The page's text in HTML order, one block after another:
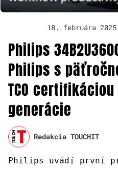
18. februára 2025
Philips
Philips s
TCO
generácie
Redakcia TOUCHIT
Philips uvádí první